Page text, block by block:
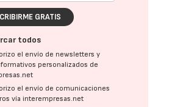
GRATIS
todos
el envío de newsletters y
personalizados de
el envío de comunicaciones
vía interempresas.net